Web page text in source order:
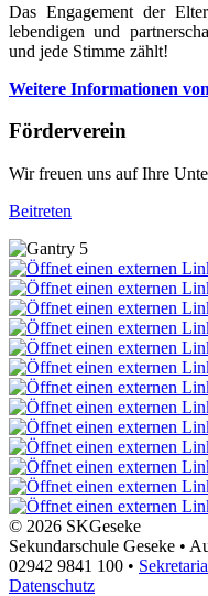
Das Engagement der
lebendigen und
und jede Stimme zählt!
Weitere Informationen
Förderverein
Wir freuen uns auf Ihre
Beitreten
© 2026 SKGeseke
Sekundarschule Geseke •
02942 9841 100 •
Datenschutz